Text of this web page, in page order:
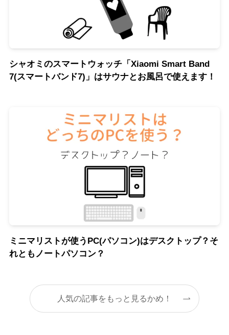
シャオミのスマートウォッチ「Xiaomi Smart Band
7(スマートバンド7)」はサウナとお風呂で使えます！
ミニマリストが使うPC(パソコン)はデスクトップ？そ
れともノートパソコン？
人気の記事をもっと見るかめ！